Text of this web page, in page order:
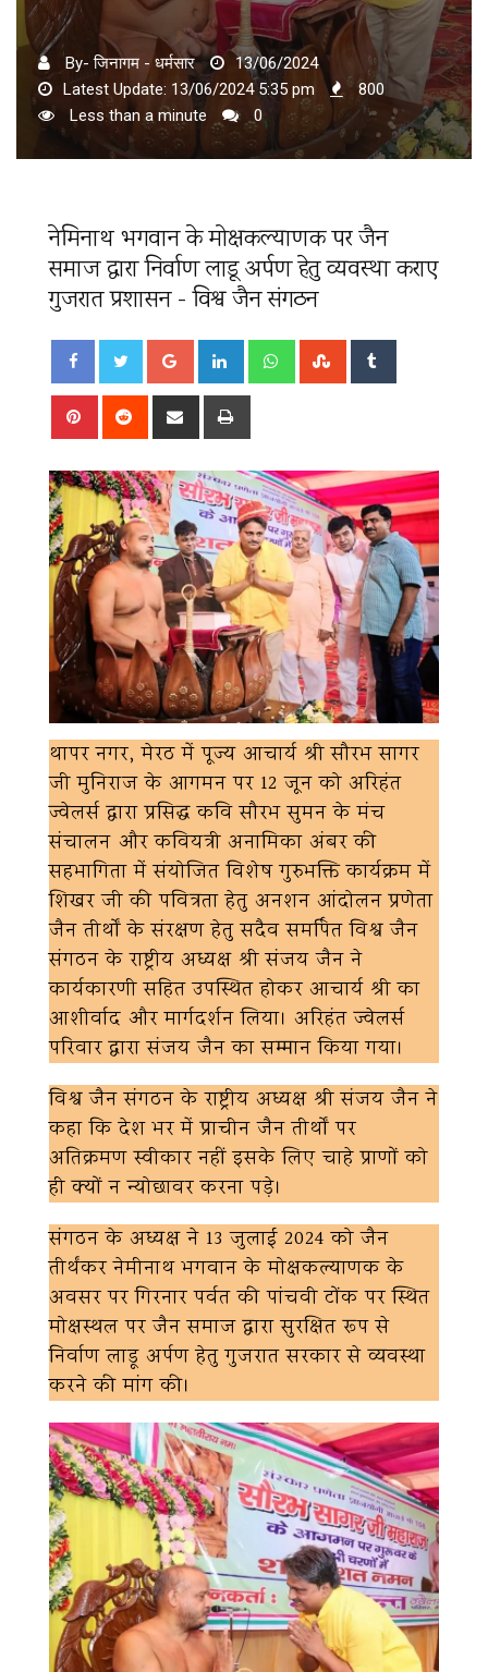
By- जिनागम - धर्मसार
13/06/2024
Latest Update: 13/06/2024 5:35 pm
800
Less than a minute
0
नेमिनाथ भगवान के मोक्षकल्याणक पर जैन
समाज द्वारा निर्वाण लाडू अर्पण हेतु व्यवस्था कराए
गुजरात प्रशासन - विश्व जैन संगठन
Google+ LinkedIn WhatsappStumbleUpon
Pinterest Reddit
Share
थापर नगर, मेरठ में पूज्य आचार्य श्री सौरभ सागर
जी मुनिराज के आगमन पर 12 जून को अरिहंत
ज्वेलर्स द्वारा प्रसिद्ध कवि सौरभ सुमन के मंच
संचालन और कवियत्री अनामिका अंबर की
सहभागिता में संयोजित विशेष गुरुभक्ति कार्यक्रम में
शिखर जी की पवित्रता हेतु अनशन आंदोलन प्रणेता
जैन तीर्थों के संरक्षण हेतु सदैव समर्पित विश्व जैन
संगठन के राष्ट्रीय अध्यक्ष श्री संजय जैन ने
कार्यकारणी सहित उपस्थित होकर आचार्य श्री का
आशीर्वाद और मार्गदर्शन लिया। अरिहंत ज्वेलर्स
परिवार द्वारा संजय जैन का सम्मान किया गया।
विश्व जैन संगठन के राष्ट्रीय अध्यक्ष श्री संजय जैन ने
कहा कि देश भर में प्राचीन जैन तीर्थों पर
अतिक्रमण स्वीकार नहीं इसके लिए चाहे प्राणों को
ही क्यों न न्योछावर करना पड़े।
संगठन के अध्यक्ष ने 13 जुलाई 2024 को जैन
तीर्थंकर नेमीनाथ भगवान के मोक्षकल्याणक के
अवसर पर गिरनार पर्वत की पांचवी टोंक पर स्थित
मोक्षस्थल पर जैन समाज द्वारा सुरक्षित रूप से
निर्वाण लाडू अर्पण हेतु गुजरात सरकार से व्यवस्था
करने की मांग की।